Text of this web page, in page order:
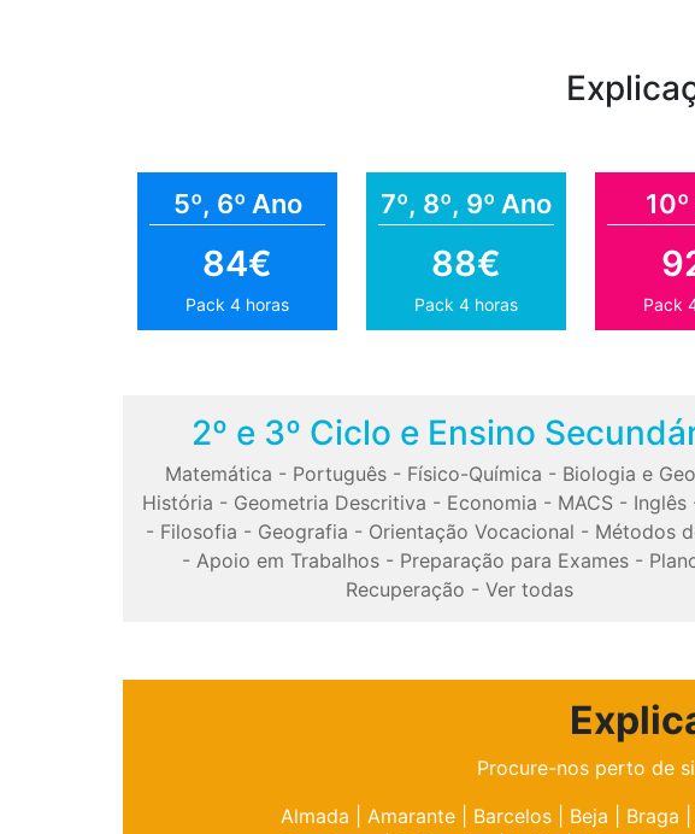
5º, 6º Ano
84€
Pack 4 horas
7º, 8º, 9º Ano
88€
Pack 4 horas Pack
2º e 3º Ciclo e Ensino
Matemática - Português- Físico-Química - Biologia e
História - Geometria Descritiva - Economia - MACS- Inglês
- Filosofia - Geografia - Orientação Vocacional - Métodos
- Apoio em Trabalhos- Preparação para Exames-
Recuperação - Ver todas
Procure-nos perto de
Almada
Amarante Barcelos Beja Braga